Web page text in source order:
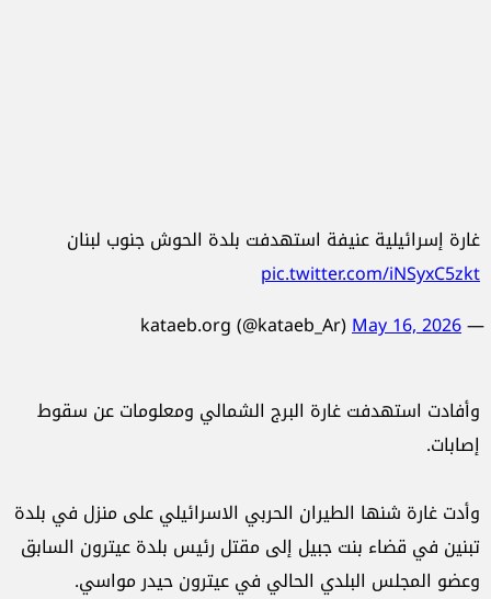
غارة إسرائيلية عنيفة استهدفت بلدة الحوش جنوب لبنان
pic.twitter.com/iNSyxC5zkt
— kataeb.org (@kataeb_Ar)
May 16, 2026
وأفادت استهدفت غارة البرج الشمالي ومعلومات عن سقوط
إصابات.
وأدت غارة شنها الطيران الحربي الاسرائيلي على منزل في بلدة
تبنين في قضاء بنت جبيل إلى مقتل رئيس بلدة عيترون السابق
وعضو المجلس البلدي الحالي في عيترون حيدر مواسي.